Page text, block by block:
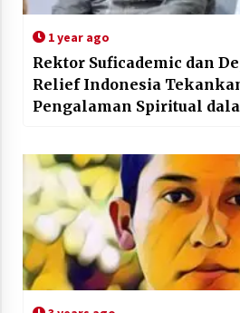
1 year ago
Rektor Suficademic dan
Relief Indonesia
Pengalaman Spiritual